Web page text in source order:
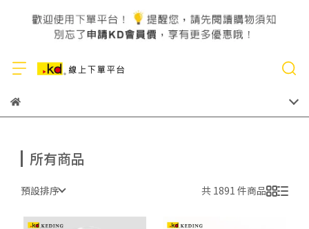
所有商品
預設排序 共 1891 件商品